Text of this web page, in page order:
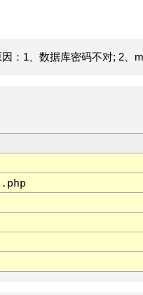
：1、数据库密码不对; 2、